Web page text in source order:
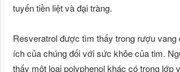
tuyến tiền liệt và đại tràng.
Resveratrol được tìm thấy trong rượu vang
ích của chúng đối với sức khỏe của tim.
thấy một loại polyphenol khác có trong lớp